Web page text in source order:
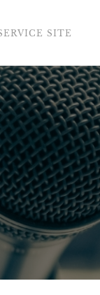
SITE